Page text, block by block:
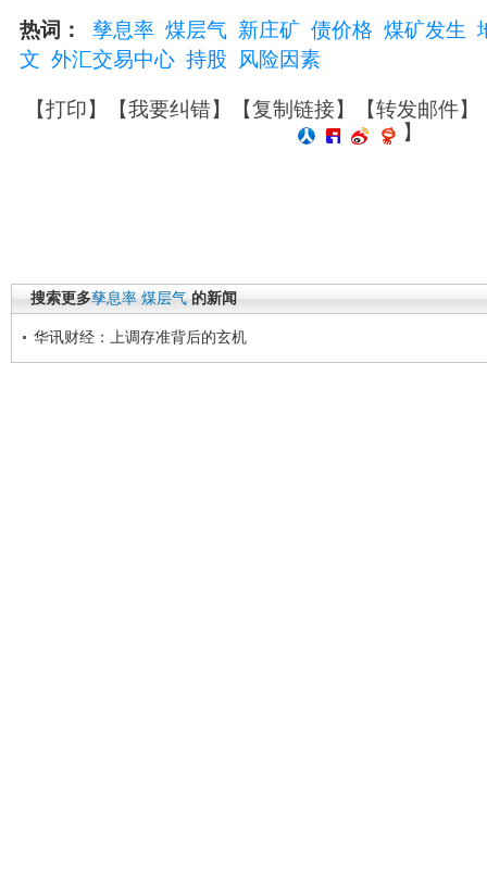
热词： 孳息率 煤层气 新庄矿 债价格 煤矿发生
文 外汇交易中心 持股 风险因素
【打印】【我要纠错】【复制链接】【转发邮件】
】
搜索更多孳息率 煤层气 的新闻
华讯财经：上调存准背后的玄机